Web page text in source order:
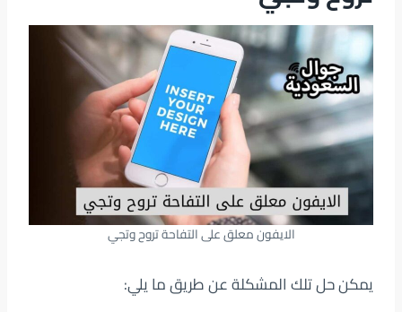
الايفون معلق على التفاحة تروح وتجي
يمكن حل تلك المشكلة عن طريق ما يلي: